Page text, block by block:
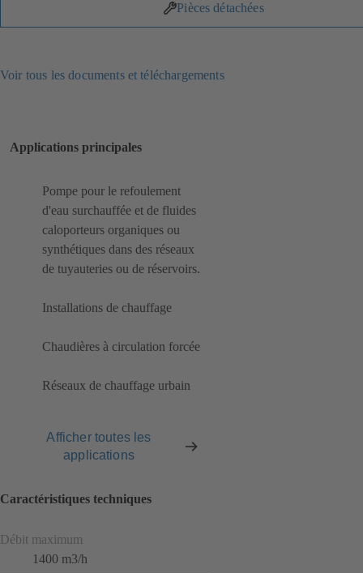
Pièces détachées
Voir tous les documents et téléchargements
Applications principales
Pompe pour le refoulement
d'eau surchauffée et de fluides
caloporteurs organiques ou
synthétiques dans des réseaux
de tuyauteries ou de réservoirs.
Installations de chauffage
Chaudières à circulation forcée
Réseaux de chauffage urbain
Afficher toutes les
applications
Caractéristiques techniques
Débit maximum
1400 m3/h